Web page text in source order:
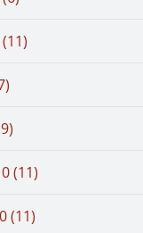
(11)
(11)